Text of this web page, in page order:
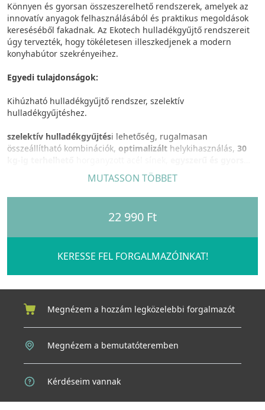
Könnyen és gyorsan összeszerelhető rendszerek, amelyek az
innovatív anyagok felhasználásából és praktikus megoldások
kereséséből fakadnak. Az Ekotech hulladékgyűjtő rendszereit
úgy tervezték, hogy tökéletesen illeszkedjenek a modern
konyhabútor szekrényeihez.
Egyedi tulajdonságok:
Kihúzható hulladékgyűjtő rendszer, szelektív
hulladékgyűjtéshez.
szelektív hulladékgyűjtési lehetőség, rugalmasan
összeállítható kombinációk, optimalizált helykihasználás, 30
kg-ig terhelhető
egyszerű és gyors
(akár 3 perc alatt beszerelhető),stabilitás
vödröket tartó keretmegoldásnak köszönhetően, kivehető
vödrök és fedeleka könnyű tisztítás érdekében, amik akár
MUTASSON TÖBBET
22 990 Ft
KERESSE FEL FORGALMAZÓINKAT!
Megnézem a hozzám legközelebbi forgalmazót
Megnézem a bemutatóteremben
Kérdéseim vannak